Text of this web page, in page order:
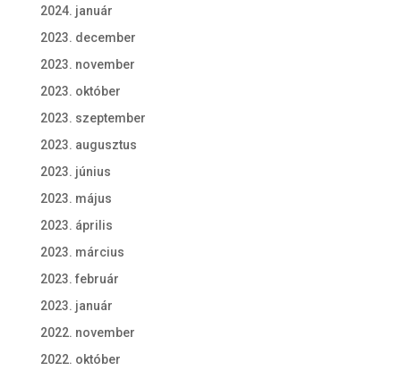
2024. január
2023. december
2023. november
2023. október
2023. szeptember
2023. augusztus
2023. június
2023. május
2023. április
2023. március
2023. február
2023. január
2022. november
2022. október